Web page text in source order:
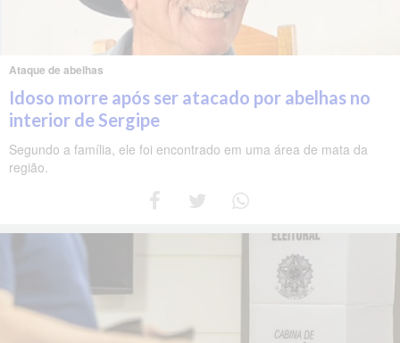
Ataque de abelhas
Idoso morre após ser atacado por abelhas no
interior de Sergipe
Segundo a família, ele foi encontrado em uma área de mata da
região.